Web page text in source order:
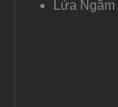
Lửa Ngầm